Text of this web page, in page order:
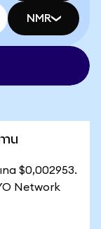
NMR
$0,002953.
Network